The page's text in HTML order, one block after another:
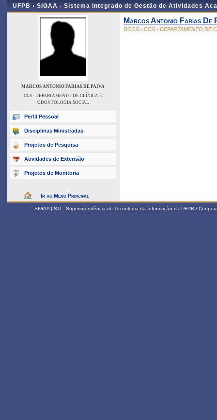
UFPB › SIGAA - Sistema Integrado de Gestão de Atividades
MARCOS ANTONIO FARIAS DE PAIVA
CCS - DEPARTAMENTO DE CLÍNICA E
ODONTOLOGIA SOCIAL
Perfil Pessoal
Disciplinas Ministradas
Projetos de Pesquisa
Atividades de Extensão
Projetos de Monitoria
Ir ao Menu Principal
Marcos Antonio Farias De
DCOS - CCS - DEPARTAMENTO DE
SIGAA | STI - Superintendência de Tecnologia da Informação da UFPB /